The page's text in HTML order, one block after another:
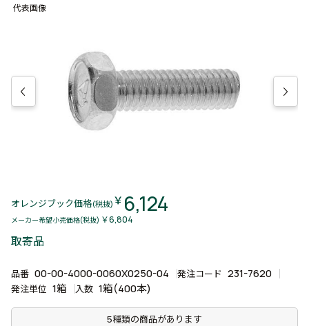
代表画像
オレンジブック価格(税抜) ￥ 6,124
メーカー希望小売価格(税抜) ￥6,804
取寄品
品番 00-00-4000-0060X0250-04 発注コード 231-7620
発注単位 1箱 入数 1箱(400本)
5種類の商品があります